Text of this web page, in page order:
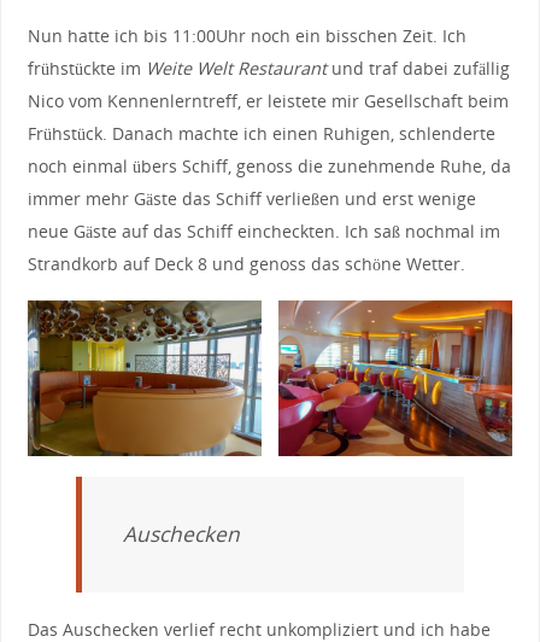
Nun hatte ich bis 11:00Uhr noch ein bisschen Zeit. Ich
frühstückte im Weite Welt Restaurantund traf dabei zufällig
Nico vom Kennenlerntreff, er leistete mir Gesellschaft beim
Frühstück. Danach machte ich einen Ruhigen, schlenderte
noch einmal übers Schiff, genoss die zunehmende Ruhe, da
immer mehr Gäste das Schiff verließen und erst wenige
neue Gäste auf das Schiff eincheckten. Ich saß nochmal im
Strandkorb auf Deck 8 und genoss das schöne Wetter.
Auschecken
Das Auschecken verlief recht unkompliziert und ich habe